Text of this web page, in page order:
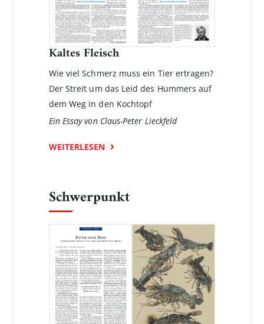
Kaltes Fleisch
Wie viel Schmerz muss ein Tier ertragen?
Der Streit um das Leid des Hummers auf
dem Weg in den Kochtopf
Ein Essay von Claus-Peter Lieckfeld
WEITERLESEN
Schwerpunkt